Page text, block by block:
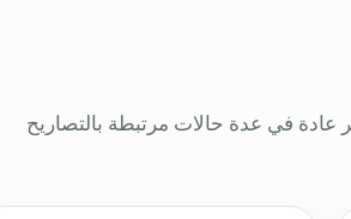
عادة في عدة حالات مرتبطة بالتصاريح